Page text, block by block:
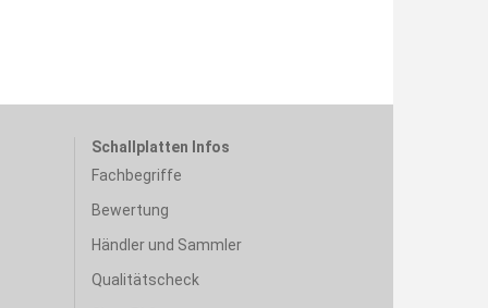
Schallplatten Infos
Fachbegriffe
Bewertung
Händler und Sammler
Qualitätscheck